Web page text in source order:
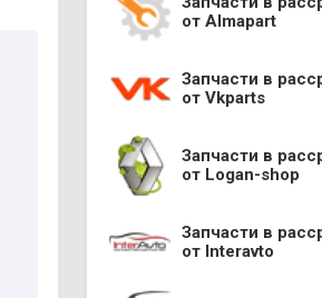
от Almapart
Запчасти в
от Vkparts
Запчасти в
от Logan-shop
Запчасти в
от Interavto